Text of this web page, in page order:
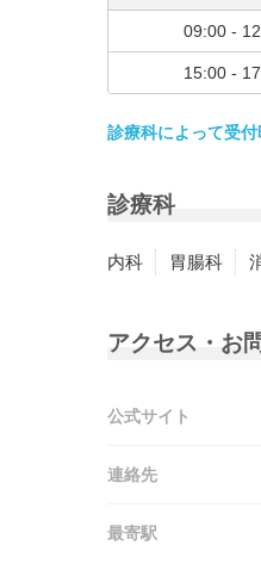
09:00 -
15:00 -
診療科によって受
診療科
内科 胃腸科
アクセス・お
公式サイト
連絡先
最寄駅